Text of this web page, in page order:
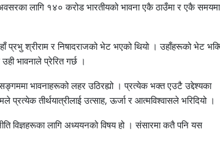
लागि १४० करोड भारतीयको भावना एकै ठाउँमा र एकै समयमा
प्रभु श्रीराम र निषादराजको भेट भएको थियो । उहाँहरूको भेट
भावनाले प्रेरित गर्छ ।
भावनाहरूको लहर उठिरह्यो । प्रत्येक भक्त एउटै उद्देश्यका
तीर्थयात्रीलाई उत्साह, ऊर्जा र आत्मविश्वासले भरिदियो ।
विज्ञहरूका लागि अध्ययनको विषय हो । संसारमा कतै पनि यस